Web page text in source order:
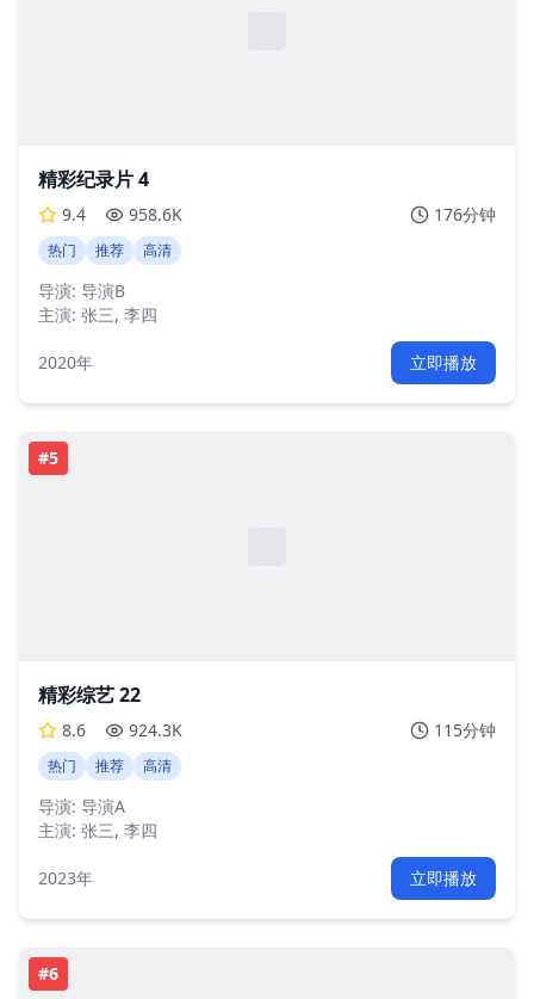
精彩纪录片 4
9.4 958.6K 176分钟
热门 推荐 高清
导演: 导演B
主演: 张三, 李四
2020年 立即播放
#5
精彩综艺 22
8.6 924.3K 115分钟
热门 推荐 高清
导演: 导演A
主演: 张三, 李四
2023年 立即播放
#6